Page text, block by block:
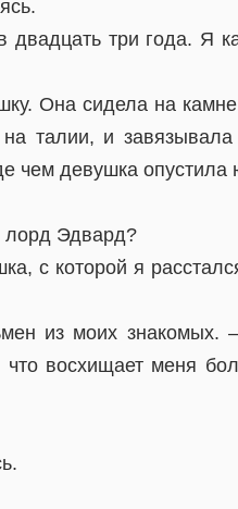
три года. Я
Она сидела на
талии, и завязывала
чем девушка опустила
Эдвард?
с которой я
из моих
восхищает меня